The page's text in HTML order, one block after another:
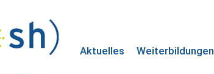
Aktuelles Weiterbildungen